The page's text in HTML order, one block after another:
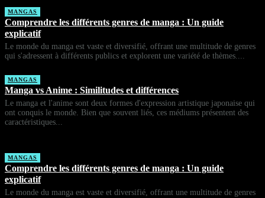
MANGAS
Comprendre les différents genres de manga : Un guide
explicatif
Le monde du manga est vaste et diversifié, offrant une multitude de genres
qui s'adressent à différents publics et explorent une variété de thèmes....
MANGAS
Manga vs Anime : Similitudes et différences
Le manga et l'anime sont deux formes d'expression artistique japonaise qui
ont conquis le monde. Bien que souvent liés, ces médiums présentent des
caractéristiques...
MANGAS
Comprendre les différents genres de manga : Un guide
explicatif
Le monde du manga est vaste et diversifié, offrant une multitude de genres